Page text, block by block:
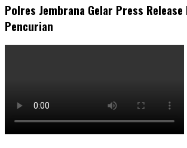
Polres Jembrana Gelar Press Release
Pencurian